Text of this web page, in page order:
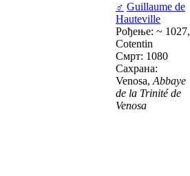
♂ Guillaume de
Hauteville
Рођење: ~ 1027,
Cotentin
Смрт: 1080
Сахрана:
Venosa, Abbaye
de la Trinité de
Venosa